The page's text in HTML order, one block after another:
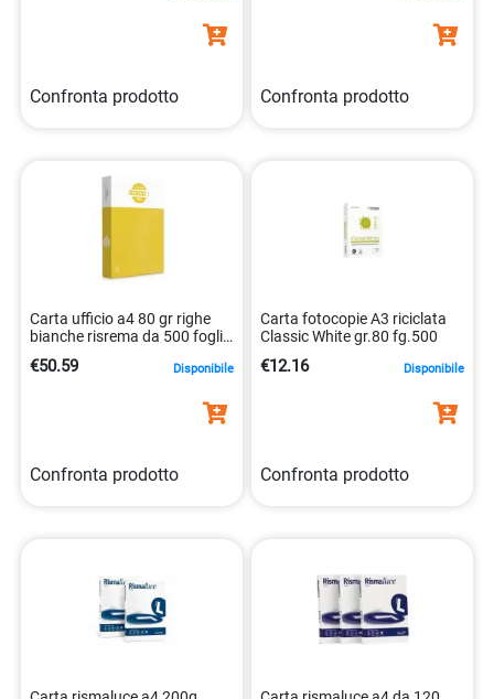
Confronta prodotto Confronta prodotto
Carta ufficio a4 80 gr righe
bianche risrema da 500 fogli
€50.59 Disponibile
Confronta prodotto
Carta fotocopie A3 riciclata
Classic White gr.80 fg.500
€12.16 Disponibile
Confronta prodotto